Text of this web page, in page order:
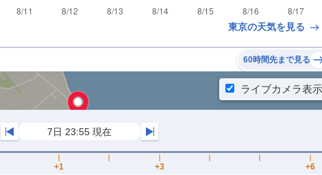
東京の天気を見る
60時間先まで見る